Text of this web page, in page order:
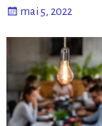
mai 5, 2022